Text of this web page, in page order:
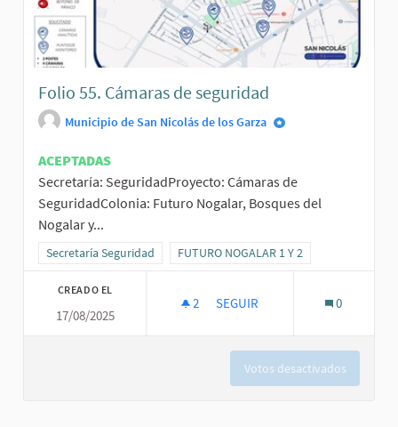
Folio 55. Cámaras de seguridad
Municipio de San Nicolás de los Garza
ACEPTADAS
Secretaría: SeguridadProyecto: Cámaras de
SeguridadColonia: Futuro Nogalar, Bosques del
Nogalar y...
Resultados al filtrar por la categoría: Secretaría Seguridad
Secretaría Seguridad Resultados al filtrar por el ámbito:
FUTURO NOGALAR 1 Y 2
CREADO EL
17/08/2025
2 2 SEGUIDORAS
SEGUIR 0
Votos desactivados